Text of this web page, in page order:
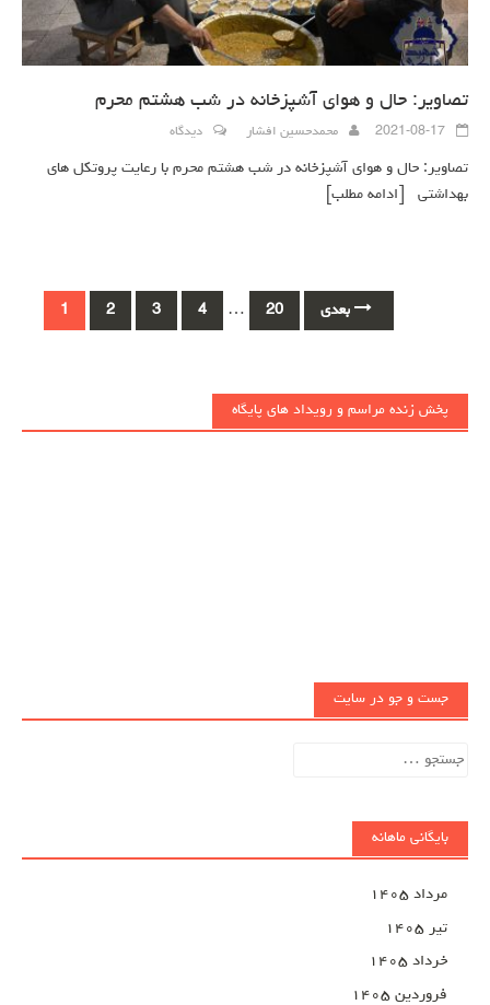
تصاویر: حال و هوای آشپزخانه در شب هشتم محرم
2021-08-17 محمدحسین افشار دیدگاه
تصاویر: حال و هوای آشپزخانه در شب هشتم محرم با رعایت پروتکل های
بهداشتی
[ادامه مطلب]
navigation
1 2 3 4 … 20
پخش زنده مراسم و رویداد های پایگاه
جست و جو در سایت
جستجو
بایگانی ماهانه
مرداد ۱۴۰۵
تیر ۱۴۰۵
خرداد ۱۴۰۵
فروردین ۱۴۰۵